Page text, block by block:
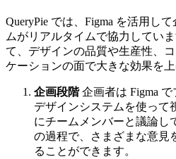
QueryPie では、Figma を活用し
ムがリアルタイムで協力してい
て、デザインの品質や生産性、
ケーションの面で大きな効果を上
企画段階企画者は Figma
デザインシステムを使って
にチームメンバーと議論し
の過程で、さまざまな意見
ることができます。